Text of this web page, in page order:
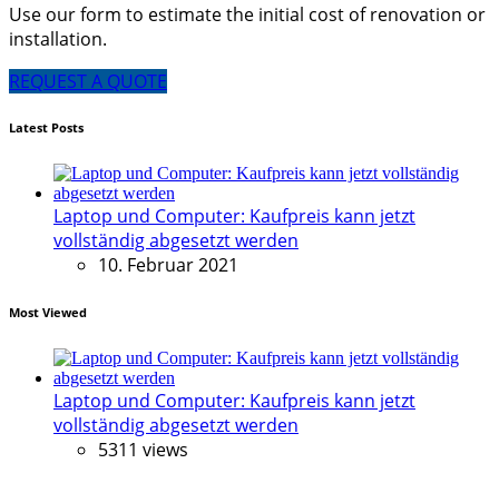
Use our form to estimate the initial cost of renovation or
installation.
REQUEST A QUOTE
Latest Posts
Laptop und Computer: Kaufpreis kann jetzt
vollständig abgesetzt werden
10. Februar 2021
Most Viewed
Laptop und Computer: Kaufpreis kann jetzt
vollständig abgesetzt werden
5311 views